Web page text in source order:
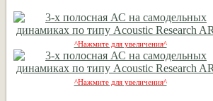
^Нажмите для увеличения^
^Нажмите для увеличения^